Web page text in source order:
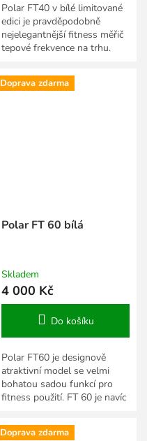
Polar FT40 v bílé limitované
edici je pravděpodobně
nejelegantnější fitness měřič
tepové frekvence na trhu.
příjemný řemínek...
Doprava zdarma
Polar FT 60 bílá
Skladem
4 000 Kč
Do košíku
Polar FT60 je designově
atraktivní model se velmi
bohatou sadou funkcí pro
fitness použití. FT 60 je navíc
která podporuje...
Doprava zdarma